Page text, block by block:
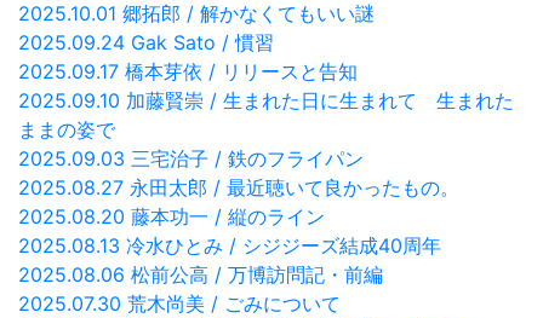
2025.10.01 郷拓郎 / 解かなくてもいい謎
2025.09.24 Gak Sato / 慣習
2025.09.17 橋本芽依 / リリースと告知
2025.09.10 加藤賢崇 / 生まれた日に生まれて 生まれた
ままの姿で
2025.09.03 三宅治子 / 鉄のフライパン
2025.08.27 永田太郎 / 最近聴いて良かったもの。
2025.08.20 藤本功一 / 縦のライン
2025.08.13 冷水ひとみ / シジジーズ結成40周年
2025.08.06 松前公高 / 万博訪問記・前編
2025.07.30 荒木尚美 / ごみについて